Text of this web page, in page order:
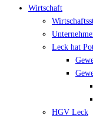
Wirtschaft
Leck hat
HGV Leck